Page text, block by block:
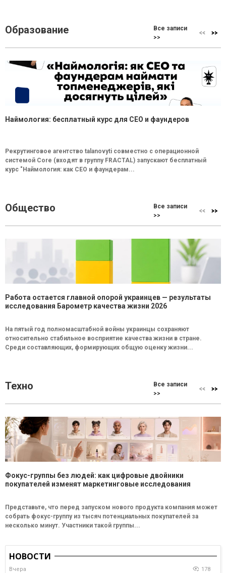
Образование
Все записи
>>
Наймология: бесплатный курс для CEO и фаундеров
Рекрутинговое агентство talanovyti совместно с операционной
системой Core (входят в группу FRACTAL) запускают бесплатный
курс "Наймология: как СEO и фаундерам...
Общество
Все записи
>>
Работа остается главной опорой украинцев — результаты
исследования Барометр качества жизни 2026
На пятый год полномасштабной войны украинцы сохраняют
относительно стабильное восприятие качества жизни в стране.
Среди составляющих, формирующих общую оценку жизни...
Техно
Все записи
>>
Фокус-группы без людей: как цифровые двойники
покупателей изменят маркетинговые исследования
Представьте, что перед запуском нового продукта компания может
собрать фокус-группу из тысяч потенциальных покупателей за
несколько минут. Участники такой группы...
НОВОСТИ
Вчера 178